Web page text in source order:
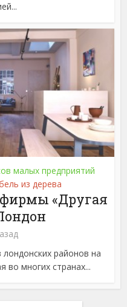
малых предприятий
из дерева
«Другая
районов на
во многих странах...